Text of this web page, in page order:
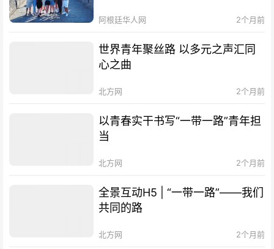
阿根廷华人网 2个月前
世界青年聚丝路 以多元之声汇同
心之曲
北方网 2个月前
以青春实干书写“一带一路”青年担
当
北方网 2个月前
全景互动H5 | “一带一路”——我们
共同的路
北方网 2个月前